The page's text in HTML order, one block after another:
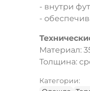
- внутри
-
Материал:
Толщина:
Категории: